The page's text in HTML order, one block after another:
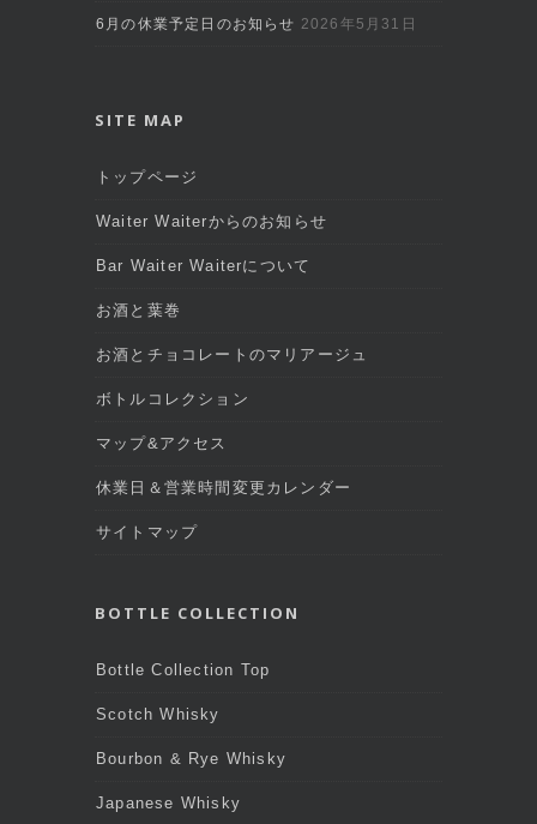
6月の休業予定日のお知らせ 2026年5月31日
SITE MAP
トップページ
Waiter Waiterからのお知らせ
Bar Waiter Waiterについて
お酒と葉巻
お酒とチョコレートのマリアージュ
ボトルコレクション
マップ&アクセス
休業日＆営業時間変更カレンダー
サイトマップ
BOTTLE COLLECTION
Bottle Collection Top
Scotch Whisky
Bourbon & Rye Whisky
Japanese Whisky